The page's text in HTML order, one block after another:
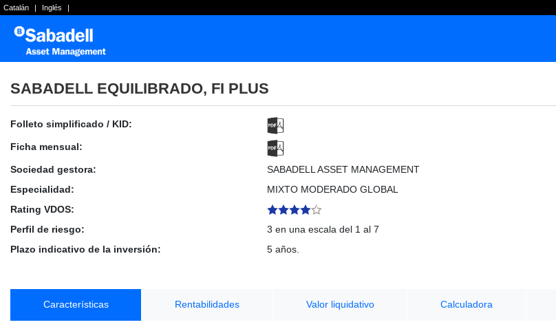
Catalán | Inglés |
SABADELL EQUILIBRADO, FI PLUS
Folleto simplificado / KID:
Ficha mensual:
Sociedad gestora:
SABADELL ASSET MANAGEMENT
Especialidad:
MIXTO MODERADO GLOBAL
Rating VDOS:
Perfil de riesgo:
3 en una escala del 1 al 7
Plazo indicativo de la inversión:
5 años.
Características Rentabilidades Valor liquidativo Calculadora